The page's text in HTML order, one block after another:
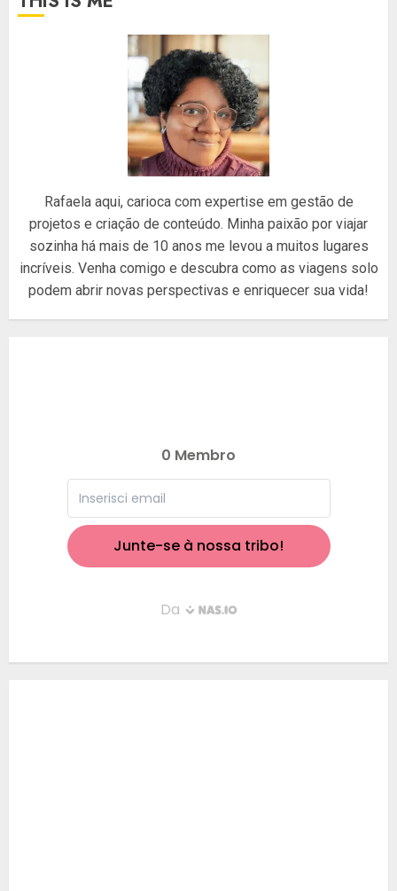
Rafaela aqui, carioca com expertise em gestão de
projetos e criação de conteúdo. Minha paixão por viajar
sozinha há mais de 10 anos me levou a muitos lugares
incríveis. Venha comigo e descubra como as viagens solo
podem abrir novas perspectivas e enriquecer sua vida!